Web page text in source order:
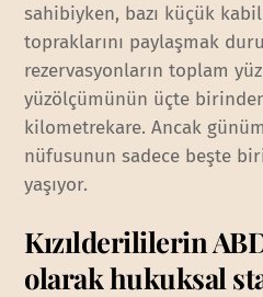
sahibiyken, bazı küçük
topraklarını paylaşmak
rezervasyonların toplam
yüzölçümünün üçte
kilometrekare. Ancak
nüfusunun sadece beşte
yaşıyor.
Kızılderililerin
olarak hukuksal